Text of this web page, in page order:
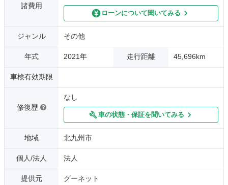
諸費用
ローンについて聞いてみる
ジャンル その他
年式 2021年 走行距離 45,696km
車検有効期限
修復歴
なし
車の状態・保証を聞いてみる
地域 北九州市
個人/法人 法人
提供元 グーネット